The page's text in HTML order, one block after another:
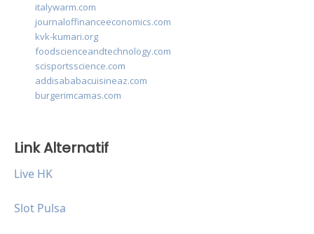
italywarm.com
journaloffinanceeconomics.com
kvk-kumari.org
foodscienceandtechnology.com
scisportsscience.com
addisababacuisineaz.com
burgerimcamas.com
Link Alternatif
Live HK
Slot Pulsa